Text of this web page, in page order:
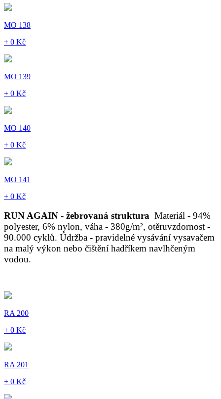
MO 138
+ 0 Kč
MO 139
+ 0 Kč
MO 140
+ 0 Kč
MO 141
+ 0 Kč
RUN AGAIN - žebrovaná struktura Materiál - 94%
polyester, 6% nylon, váha - 380g/m², otěruvzdornost -
90.000 cyklů. Údržba - pravidelné vysávání vysavačem
na malý výkon nebo čištění hadříkem navlhčeným
vodou.
RA 200
+ 0 Kč
RA 201
+ 0 Kč